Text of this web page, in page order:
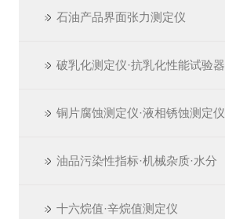
石油产品界面张力测定仪
破乳化测定仪·抗乳化性能试验器
铜片腐蚀测定仪·液相锈蚀测定仪
油品污染性指标·机械杂质·水分
十六烷值·辛烷值测定仪